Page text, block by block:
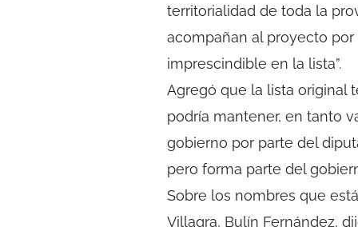
territorialidad de toda la
acompañan al proyecto
imprescindible en la lista”.
Agregó que la lista original
podría mantener, en tanto
gobierno por parte del
pero forma parte del
Sobre los nombres que
Villagra, Bulín Fernández,